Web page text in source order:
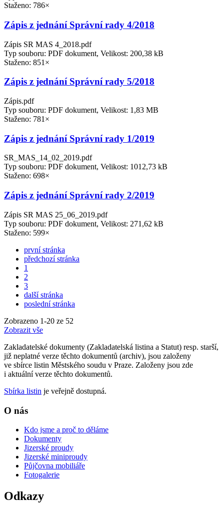
Staženo: 786×
Zápis z jednání Správní rady 4/2018
Zápis SR MAS 4_2018.pdf
Typ souboru: PDF dokument, Velikost: 200,38 kB
Staženo: 851×
Zápis z jednání Správní rady 5/2018
Zápis.pdf
Typ souboru: PDF dokument, Velikost: 1,83 MB
Staženo: 781×
Zápis z jednání Správní rady 1/2019
SR_MAS_14_02_2019.pdf
Typ souboru: PDF dokument, Velikost: 1012,73 kB
Staženo: 698×
Zápis z jednání Správní rady 2/2019
Zápis SR MAS 25_06_2019.pdf
Typ souboru: PDF dokument, Velikost: 271,62 kB
Staženo: 599×
první stránka
předchozí stránka
1
2
3
další stránka
poslední stránka
Zobrazeno 1-20 ze 52
Zobrazit vše
Zakladatelské dokumenty (Zakladatelská listina a Statut) resp. starší,
již neplatné verze těchto dokumentů (archiv), jsou založeny
ve sbírce listin Městského soudu v Praze. Založeny jsou zde
i aktuální verze těchto dokumentů.
Sbírka listin je veřejně dostupná.
O nás
Kdo jsme a proč to děláme
Dokumenty
Jizerské proudy
Jizerské miniproudy
Půjčovna mobiliáře
Fotogalerie
Odkazy